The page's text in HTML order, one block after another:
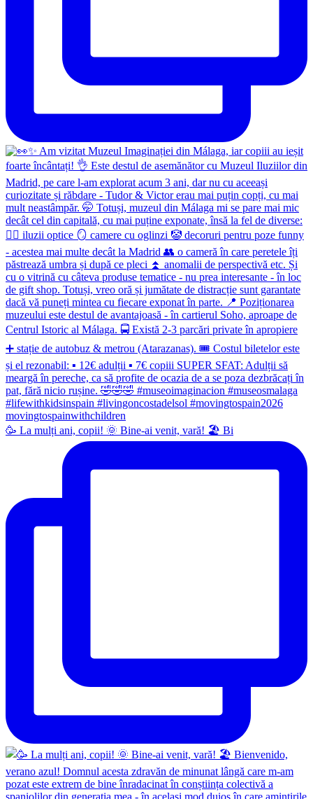
🥳 La mulți ani, copii! 🌞 Bine-ai venit, vară! 🏖 Bi